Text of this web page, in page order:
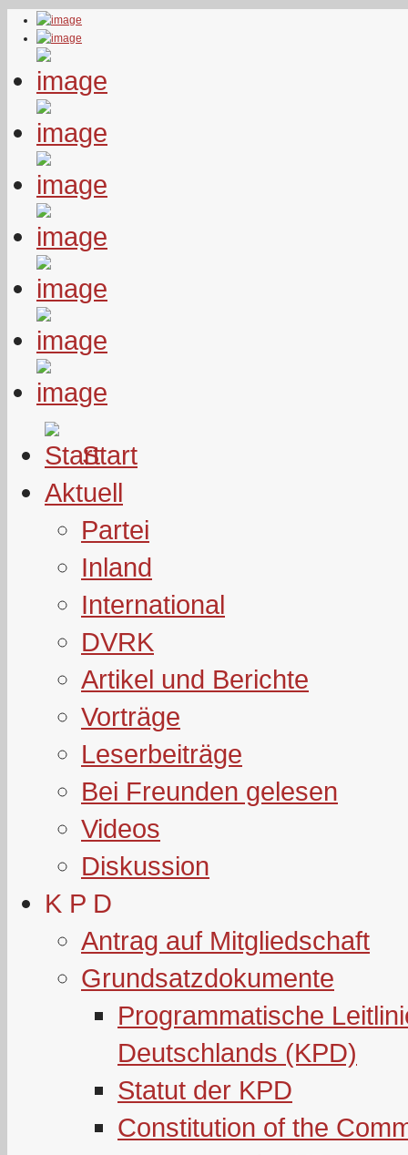
Start
Aktuell
Partei
Inland
International
DVRK
Artikel und Berichte
Vorträge
Leserbeiträge
Bei Freunden gelesen
Videos
Diskussion
K P D
Antrag auf Mitgliedschaft
Grundsatzdokumente
Programmatische
Deutschlands (KPD)
Statut der KPD
Constitution of the